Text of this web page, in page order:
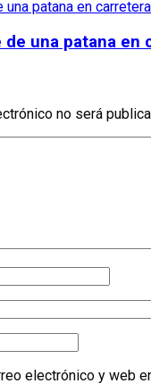
una patana
no será
electrónico y web